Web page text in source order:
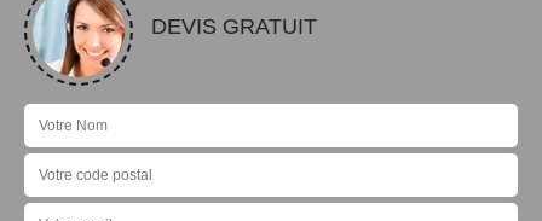
DEVIS GRATUIT